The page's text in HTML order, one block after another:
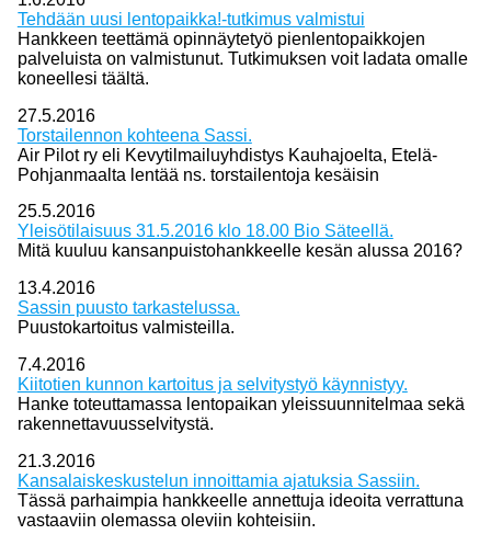
Tehdään uusi lentopaikka!-tutkimus valmistui
Hankkeen teettämä opinnäytetyö pienlentopaikkojen
palveluista on valmistunut. Tutkimuksen voit ladata omalle
koneellesi täältä.
27.5.2016
Torstailennon kohteena Sassi.
Air Pilot ry eli Kevytilmailuyhdistys Kauhajoelta, Etelä-
Pohjanmaalta lentää ns. torstailentoja kesäisin
25.5.2016
Yleisötilaisuus 31.5.2016 klo 18.00 Bio Säteellä.
Mitä kuuluu kansanpuistohankkeelle kesän alussa 2016?
13.4.2016
Sassin puusto tarkastelussa.
Puustokartoitus valmisteilla.
7.4.2016
Kiitotien kunnon kartoitus ja selvitystyö käynnistyy.
Hanke toteuttamassa lentopaikan yleissuunnitelmaa sekä
rakennettavuusselvitystä.
21.3.2016
Kansalaiskeskustelun innoittamia ajatuksia Sassiin.
Tässä parhaimpia hankkeelle annettuja ideoita verrattuna
vastaaviin olemassa oleviin kohteisiin.